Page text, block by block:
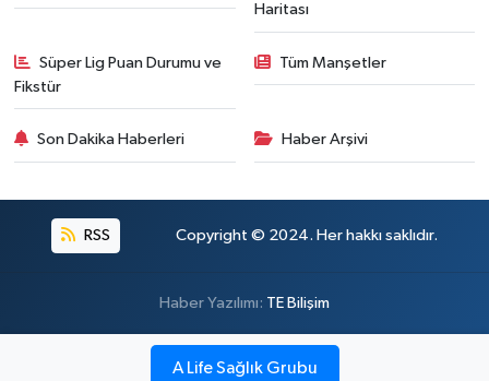
Haritası
Süper Lig Puan Durumu ve
Fikstür
Tüm Manşetler
Son Dakika Haberleri Haber Arşivi
RSS Copyright © 2024. Her hakkı saklıdır.
Haber Yazılımı: TE Bilişim
A Life Sağlık Grubu